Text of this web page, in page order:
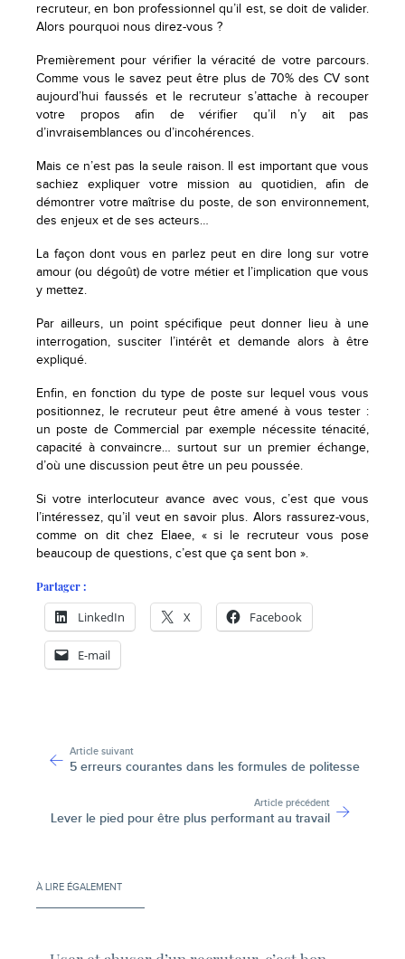
recruteur, en bon professionnel qu’il est, se doit de valider.
Alors pourquoi nous direz-vous ?
Premièrement pour vérifier la véracité de votre parcours.
Comme vous le savez peut être plus de 70% des CV sont
aujourd’hui faussés et le recruteur s’attache à recouper
votre propos afin de vérifier qu’il n’y ait pas
d’invraisemblances ou d’incohérences.
Mais ce n’est pas la seule raison. Il est important que vous
sachiez expliquer votre mission au quotidien, afin de
démontrer votre maîtrise du poste, de son environnement,
des enjeux et de ses acteurs…
La façon dont vous en parlez peut en dire long sur votre
amour (ou dégoût) de votre métier et l’implication que vous
y mettez.
Par ailleurs, un point spécifique peut donner lieu à une
interrogation, susciter l’intérêt et demande alors à être
expliqué.
Enfin, en fonction du type de poste sur lequel vous vous
positionnez, le recruteur peut être amené à vous tester :
un poste de Commercial par exemple nécessite ténacité,
capacité à convaincre… surtout sur un premier échange,
d’où une discussion peut être un peu poussée.
Si votre interlocuteur avance avec vous, c’est que vous
l’intéressez, qu’il veut en savoir plus. Alors rassurez-vous,
comme on dit chez Elaee, « si le recruteur vous pose
beaucoup de questions, c’est que ça sent bon ».
Partager :
LinkedIn X Facebook
E-mail
Article suivant
5 erreurs courantes dans les formules de politesse
Article précédent
Lever le pied pour être plus performant au travail
À LIRE ÉGALEMENT